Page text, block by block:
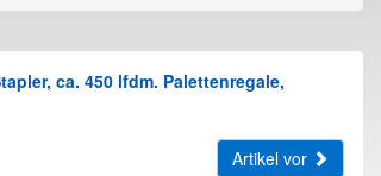
ca. 450 lfdm. Palettenregale,
Artikel vor